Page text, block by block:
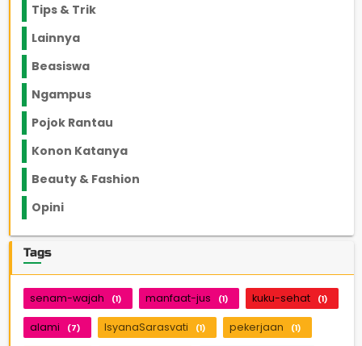
Tips & Trik
Lainnya
Beasiswa
Ngampus
Pojok Rantau
Konon Katanya
Beauty & Fashion
Opini
Tags
senam-wajah (1) manfaat-jus (1) kuku-sehat (1)
alami (7) IsyanaSarasvati (1) pekerjaan (1)